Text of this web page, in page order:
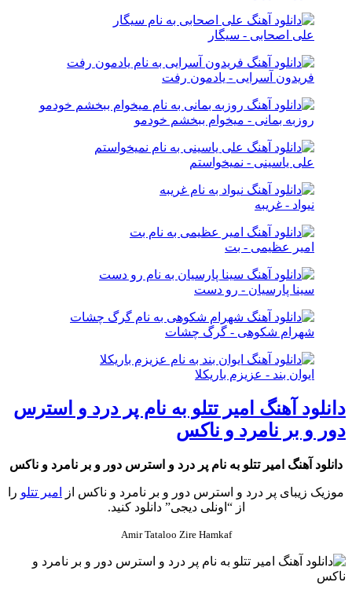
علی اصحابی - سیگار
فریدون آسرایی - یادمون رفت
روزبه بمانی - میخوام ببخشم خودمو
علی یاسینی - نمیخواستم
نیواد - غریبه
امیر عظیمی - بت
سینا پارسیان - رو دست
شهرام شکوهی - گرگ چشات
ایوان بند - عزیزم باریکلا
دانلود آهنگ امیر تتلو به نام پر درد و استرس
دور و بر نامرد و ناکس
دانلود آهنگ امیر تتلو به نام پر درد و استرس دور و بر نامرد و ناکس
موزیک زیبای پر درد و استرس دور و بر نامرد و ناکس از امیر تتلو را
از “اونلی دیجی” دانلود کنید.
Amir Tataloo Zire Hamkaf